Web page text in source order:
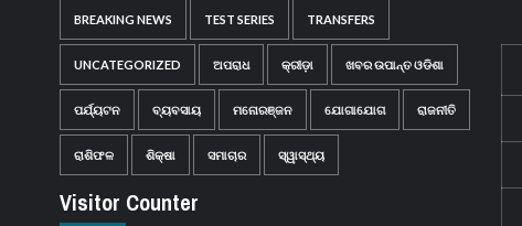
BREAKING NEWS TEST SERIES TRANSFERS
UNCATEGORIZED ଅପରାଧ କ୍ରୀଡ଼ା ଖବର ଉପାନ୍ତ ଓଡିଶା
ପର୍ଯ୍ୟଟନ ବ୍ୟବସାୟ ମନୋରଞ୍ଜନ ଯୋଗାଯୋଗ ରାଜନୀତି
ରାଶିଫଳ ଶିକ୍ଷା ସମାଚାର ସ୍ୱାସ୍ଥ୍ୟ
Visitor Counter